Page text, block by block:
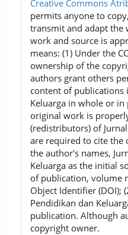
Creative Commons
permits anyone to
transmit and adapt the
work and source is
means: (1) Under the
ownership of the
authors grant others
content of publications
Keluarga in whole or
original work is
(redistributors) of
are required to cite the
the author's names,
Keluarga as the initial
of publication, volume
Object Identifier (DOI);
Pendidikan dan
publication. Although
copyright owner.